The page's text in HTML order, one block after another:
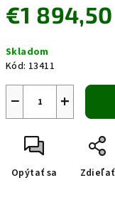
€1 894,50
cena:
Skladom
Kód: 13411
+
−
Opýtať sa Zdieľať